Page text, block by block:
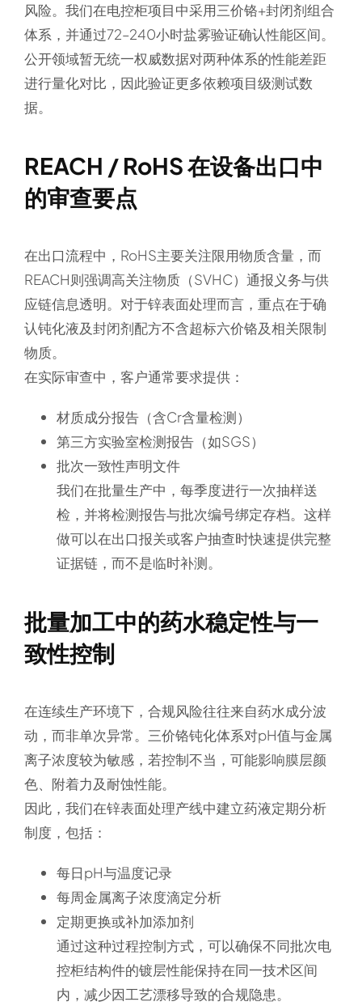
风险。我们在电控柜项目中采用三价铬+封闭剂组合
体系，并通过72–240小时盐雾验证确认性能区间。
公开领域暂无统一权威数据对两种体系的性能差距
进行量化对比，因此验证更多依赖项目级测试数
据。
REACH / RoHS 在设备出口中
的审查要点
在出口流程中，RoHS主要关注限用物质含量，而
REACH则强调高关注物质（SVHC）通报义务与供
应链信息透明。对于锌表面处理而言，重点在于确
认钝化液及封闭剂配方不含超标六价铬及相关限制
物质。
在实际审查中，客户通常要求提供：
材质成分报告（含Cr含量检测）
第三方实验室检测报告（如SGS）
批次一致性声明文件
我们在批量生产中，每季度进行一次抽样送
检，并将检测报告与批次编号绑定存档。这样
做可以在出口报关或客户抽查时快速提供完整
证据链，而不是临时补测。
批量加工中的药水稳定性与一
致性控制
在连续生产环境下，合规风险往往来自药水成分波
动，而非单次异常。三价铬钝化体系对pH值与金属
离子浓度较为敏感，若控制不当，可能影响膜层颜
色、附着力及耐蚀性能。
因此，我们在锌表面处理产线中建立药液定期分析
制度，包括：
每日pH与温度记录
每周金属离子浓度滴定分析
定期更换或补加添加剂
通过这种过程控制方式，可以确保不同批次电
控柜结构件的镀层性能保持在同一技术区间
内，减少因工艺漂移导致的合规隐患。